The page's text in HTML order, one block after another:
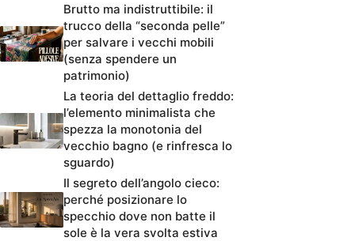
Brutto ma indistruttibile: il
trucco della “seconda pelle”
per salvare i vecchi mobili
(senza spendere un
patrimonio)
La teoria del dettaglio freddo:
l’elemento minimalista che
spezza la monotonia del
vecchio bagno (e rinfresca lo
sguardo)
Il segreto dell’angolo cieco:
perché posizionare lo
specchio dove non batte il
sole è la vera svolta estiva